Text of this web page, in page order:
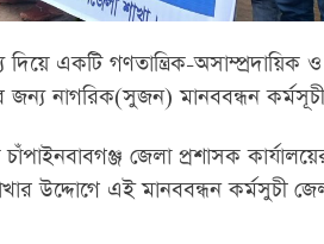
দিয়ে একটি গণতান্ত্রিক-অসাম্প্রদায়িক ও
জন্য নাগরিক(সুজন) মানববন্ধন
জেলা প্রশাসক
উদ্দোগে এই মানববন্ধন কর্মসুচী